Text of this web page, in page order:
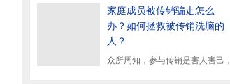
家庭成员被传销骗走怎么
办？如何拯救被传销洗脑的
人？
众所周知，参与传销是害人害己，